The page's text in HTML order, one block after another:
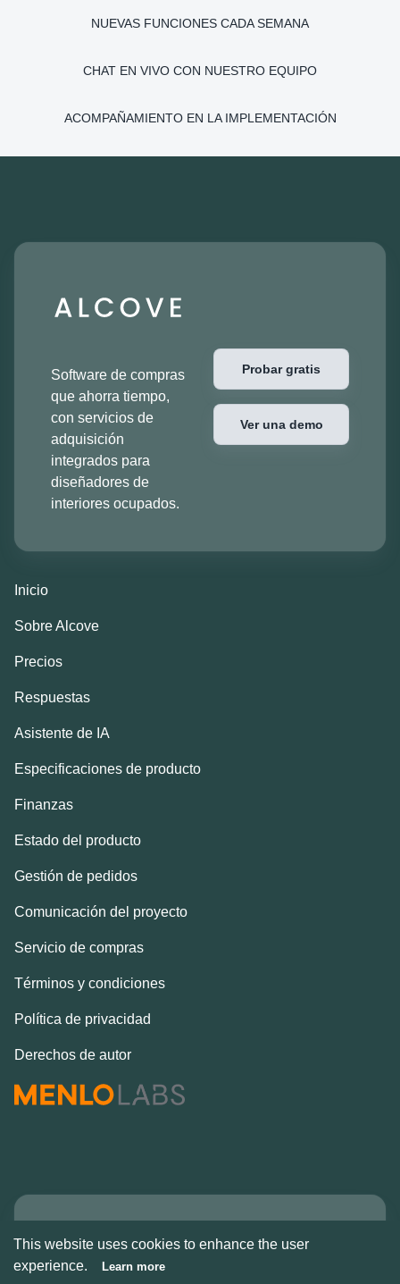
This website uses cookies to enhance the user
experience.
Learn more
NUEVAS FUNCIONES CADA SEMANA
CHAT EN VIVO CON NUESTRO EQUIPO
ACOMPAÑAMIENTO EN LA IMPLEMENTACIÓN
Software de compras
que ahorra tiempo,
con servicios de
adquisición
integrados para
diseñadores de
interiores ocupados.
Probar gratis
Ver una demo
Inicio
Sobre Alcove
Precios
Respuestas
Asistente de IA
Especificaciones de producto
Finanzas
Estado del producto
Gestión de pedidos
Comunicación del proyecto
Servicio de compras
Términos y condiciones
Política de privacidad
Derechos de autor
Copyright © Alcove
2026